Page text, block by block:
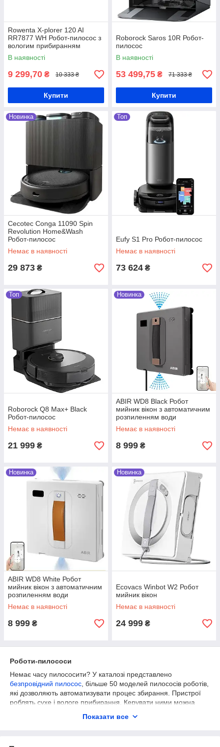
Rowenta X-plorer 120 AI
RR7877 WH Робот-пилосос з
вологим прибиранням
В наявності
9 299,70 ₴ 10 333 ₴
Купити
Roborock Saros 10R Робот-
пилосос
В наявності
53 499,75 ₴ 71 333 ₴
Купити
Новинка
Cecotec Conga 11090 Spin
Revolution Home&Wash
Робот-пилосос
Немає в наявності
29 873 ₴
Топ
Eufy S1 Pro Робот-пилосос
Немає в наявності
73 624 ₴
Топ
Roborock Q8 Max+ Black
Робот-пилосос
Немає в наявності
21 999 ₴
Новинка
ABIR WD8 Black Робот
мийник вікон з автоматичним
розпиленням води
Немає в наявності
8 999 ₴
Новинка
ABIR WD8 White Робот
мийник вікон з автоматичним
розпиленням води
Немає в наявності
8 999 ₴
Новинка
Ecovacs Winbot W2 Робот
мийник вікон
Немає в наявності
24 999 ₴
Роботи-пилососи
Немає часу пилососити? У каталозі представлено
безпровідний пилосос , більше 50 моделей пилососів роботів,
які дозволяють автоматизувати процес збирання. Пристрої
роблять сухе і вологе прибирання. Керувати ними можна
години за заздалегідь розробленою карті. Ціна робота
Топ-5 роботів-пилососів
Показати все